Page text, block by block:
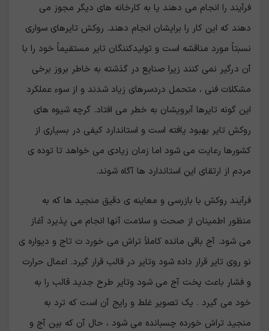
فرآیند را انجام می دهند یا به کارخانه های دیگر مجوز می
دهند که این کار را برایشان انجام دهند. روکش تایرهای سواری
نسبتاً مورد مناقشه است و تولیدکننگان تایر مستقیماً خود را با
آن درگیر نمی کنند زیرا صنایع در گذشته به خاطر بروز برخی
مشکلات فنی ، متحمل دردسرهای زیاد شدند و از سوء عملکرد
این گونه تایرها آبرویشان به خطر می افتاد. گرچه شیوه های
روکش تایر بهبود یافته است و استاندارد کیفی در بسیاری از
کشورها رعایت می شود اما زمان زیادی می خواهد تا توده ی
مردم از ارتقای این استاندارد ها آگاه شوند.
فرآیند روکش با بازرسی و معاینه ی دقیق منجید ها که به
منظور اطمینان از صحت و سلامت آنها انجام می پذیرد آغاز
می شود. آج باقی مانده کاملاً تراش می خورد ت تاج و دیواره ی
نو روی تایر قرار داده شود وتایر در قالب قرار گیرد. اعمال حرارت
و فشار باعث پخت آج می شود وتایر طرح جدید قالب را به
خود می گیرد . یک تصویر غلط و رایج آن است که ترد به
منجید تراش خورده چسبانده می شود ، حال آن که بین آج و